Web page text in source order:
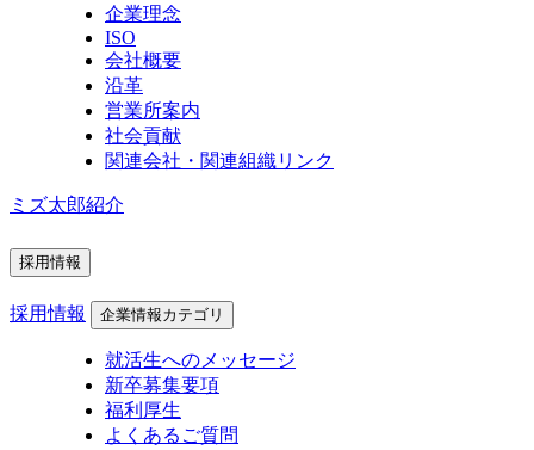
企業理念
ISO
会社概要
沿革
営業所案内
社会貢献
関連会社・関連組織リンク
ミズ太郎紹介
採用情報
採用情報 企業情報カテゴリ
就活生へのメッセージ
新卒募集要項
福利厚生
よくあるご質問